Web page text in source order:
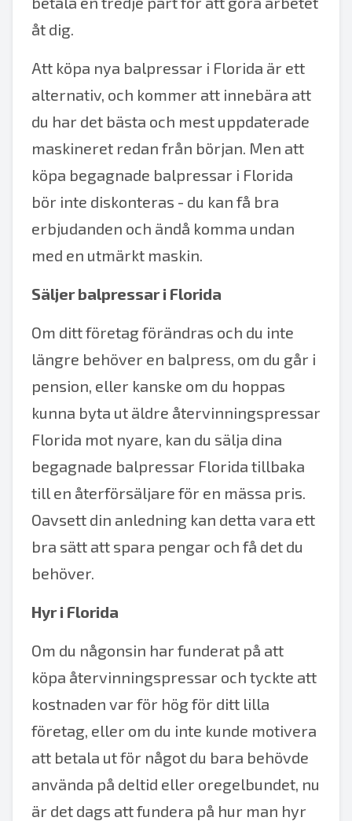
åt dig.
Att köpa nya balpressar i Florida är ett
alternativ, och kommer att innebära att
du har det bästa och mest uppdaterade
maskineret redan från början. Men att
köpa begagnade balpressar i Florida
bör inte diskonteras - du kan få bra
erbjudanden och ändå komma undan
med en utmärkt maskin.
Säljer balpressar i Florida
Om ditt företag förändras och du inte
längre behöver en balpress, om du går i
pension, eller kanske om du hoppas
kunna byta ut äldre återvinningspressar
Florida mot nyare, kan du sälja dina
begagnade balpressar Florida tillbaka
till en återförsäljare för en mässa pris.
Oavsett din anledning kan detta vara ett
bra sätt att spara pengar och få det du
behöver.
Hyr i Florida
Om du någonsin har funderat på att
köpa återvinningspressar och tyckte att
kostnaden var för hög för ditt lilla
företag, eller om du inte kunde motivera
att betala ut för något du bara behövde
använda på deltid eller oregelbundet, nu
är det dags att fundera på hur man hyr